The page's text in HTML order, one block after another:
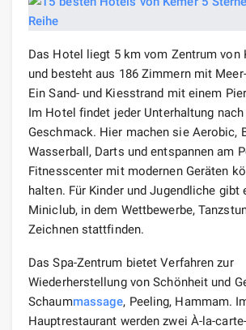
Das Hotel liegt 5 km vom Zentrum von
und besteht aus 186 Zimmern mit
Ein Sand- und Kiesstrand mit einem
Im Hotel findet jeder Unterhaltung
Geschmack. Hier machen sie Aerobic,
Wasserball, Darts und entspannen am
Fitnesscenter mit modernen Geräten
halten. Für Kinder und Jugendliche gibt
Miniclub, in dem Wettbewerbe,
Zeichnen stattfinden.
Das Spa-Zentrum bietet Verfahren zur
Wiederherstellung von Schönheit und
Schaummassage, Peeling, Hammam.
Hauptrestaurant werden zwei À-la-